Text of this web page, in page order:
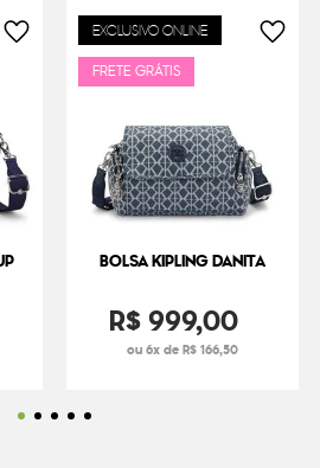
EXCLUSIVO ONLINE
FRETE GRÁTIS
BOLSA KIPLING DANITA
R$999,00
ou 6x de R$ 166,50